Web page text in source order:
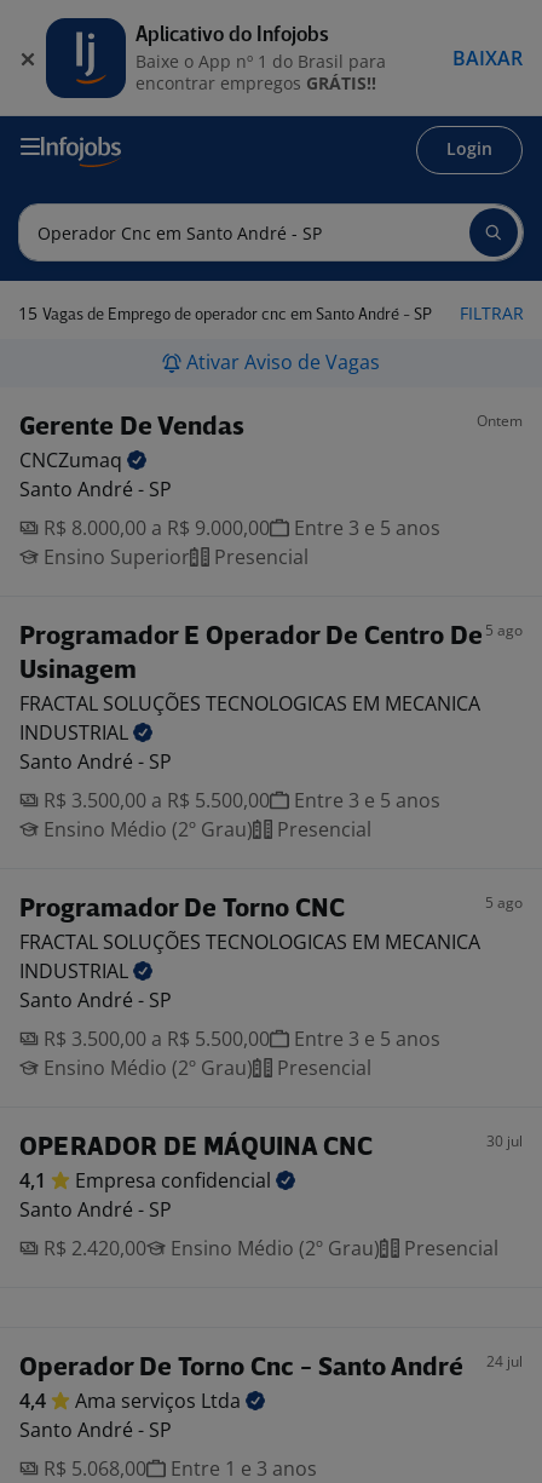
Login
15 Vagas de Emprego de operador cnc em Santo André - SP FILTRAR
Ativar Aviso de Vagas
Gerente De Vendas Ontem
CNCZumaq
Santo André - SP
R$ 8.000,00 a R$ 9.000,00
Entre 3 e 5 anos
Ensino Superior
Presencial
Programador E Operador De Centro De
Usinagem
5 ago
FRACTAL SOLUÇÕES TECNOLOGICAS EM MECANICA
INDUSTRIAL
Santo André - SP
R$ 3.500,00 a R$ 5.500,00
Entre 3 e 5 anos
Ensino Médio (2º Grau)
Presencial
Programador De Torno CNC 5 ago
FRACTAL SOLUÇÕES TECNOLOGICAS EM MECANICA
INDUSTRIAL
Santo André - SP
R$ 3.500,00 a R$ 5.500,00
Entre 3 e 5 anos
Ensino Médio (2º Grau)
Presencial
OPERADOR DE MÁQUINA CNC 30 jul
4,1 Empresa confidencial
Santo André - SP
R$ 2.420,00
Ensino Médio (2º Grau) Presencial
Operador De Torno Cnc - Santo André 24 jul
4,4 Ama serviços Ltda
Santo André - SP
R$ 5.068,00
Entre 1 e 3 anos
Aplicativo do Infojobs
Baixe o App nº 1 do Brasil para
encontrar empregos GRÁTIS!!
BAIXAR